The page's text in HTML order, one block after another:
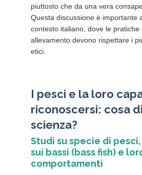
piuttosto che da una vera
Questa discussione è importante
contesto italiano, dove le pratiche
allevamento devono rispettare i
etici.
I pesci e la loro
riconoscersi: cosa
scienza?
Studi su specie di
sui bassi (bass fish) e
comportamenti